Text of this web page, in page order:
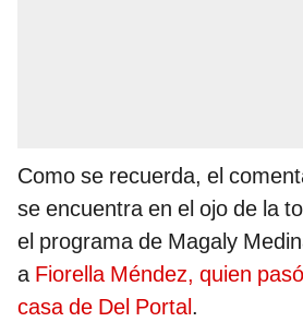
Como se recuerda, el
se encuentra en el ojo de la
el programa de Magaly
a Fiorella Méndez, quien
casa de Del Portal.